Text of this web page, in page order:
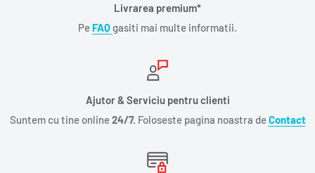
Livrarea premium*
Pe FAQgasiti mai multe informatii.
Ajutor & Serviciu pentru clienti
Suntem cu tine online24/7. Foloseste pagina noastra deContact